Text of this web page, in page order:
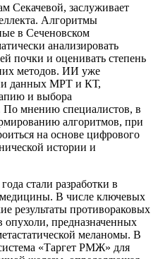
Секачевой, заслуживает
Алгоритмы
в Сеченовском
анализировать
почки и оценивать степень
методов. ИИ уже
данных МРТ и КТ,
и выбора
По мнению специалистов, в
алгоритмов, при
на основе цифрового
истории и
стали разработки в
медицины. В числе ключевых
результаты противораковых
опухоли, предназначенных
меланомы. В
«Таргет РМЖ» для